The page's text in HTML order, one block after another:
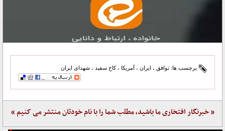
برچسب ها: توافق ، ایران ، آمریکا ،کاخ سفید ، شهدای ایران
« خبرنگار افتخاری ما باشید، مطلب شما را با نام خودتان منتشر می کنیم »